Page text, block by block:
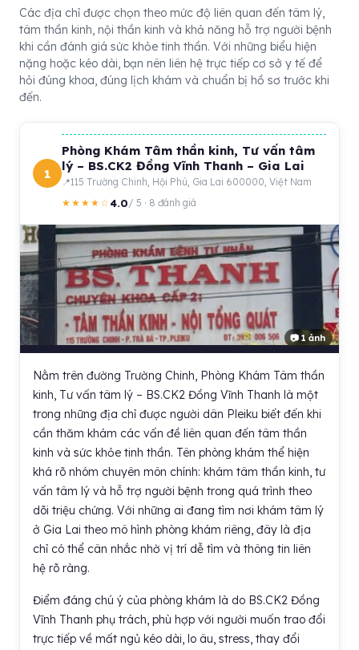
Các địa chỉ được chọn theo mức độ liên quan đến tâm lý,
tâm thần kinh, nội thần kinh và khả năng hỗ trợ người bệnh
khi cần đánh giá sức khỏe tinh thần. Với những biểu hiện
nặng hoặc kéo dài, bạn nên liên hệ trực tiếp cơ sở y tế để
hỏi đúng khoa, đúng lịch khám và chuẩn bị hồ sơ trước khi
đến.
1
Phòng Khám Tâm thần kinh, Tư vấn tâm
lý – BS.CK2 Đồng Vĩnh Thanh – Gia Lai
115 Trường Chinh, Hội Phú, Gia Lai 600000, Việt Nam
★★★★☆4.0/ 5 · 8 đánh giá
📷 1 ảnh
Nằm trên đường Trường Chinh, Phòng Khám Tâm thần
kinh, Tư vấn tâm lý – BS.CK2 Đồng Vĩnh Thanh là một
trong những địa chỉ được người dân Pleiku biết đến khi
cần thăm khám các vấn đề liên quan đến tâm thần
kinh và sức khỏe tinh thần. Tên phòng khám thể hiện
khá rõ nhóm chuyên môn chính: khám tâm thần kinh, tư
vấn tâm lý và hỗ trợ người bệnh trong quá trình theo
dõi triệu chứng. Với những ai đang tìm nơi khám tâm lý
ở Gia Lai theo mô hình phòng khám riêng, đây là địa
chỉ có thể cân nhắc nhờ vị trí dễ tìm và thông tin liên
hệ rõ ràng.
Điểm đáng chú ý của phòng khám là do BS.CK2 Đồng
Vĩnh Thanh phụ trách, phù hợp với người muốn trao đổi
trực tiếp về mất ngủ kéo dài, lo âu, stress, thay đổi